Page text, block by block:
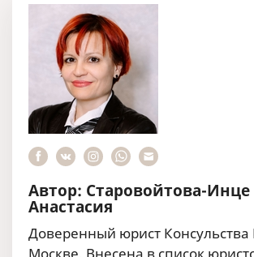
Автор: Старовойтова-Инце
Анастасия
Доверенный юрист Консульства
Москве. Внесена в список